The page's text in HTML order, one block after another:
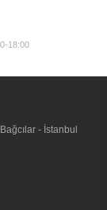
18:00
- İstanbul